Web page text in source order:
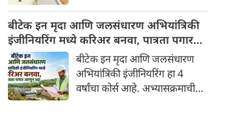
पिवळे होण्याशी जोडतात, पण
कधीकधी ते खूप वेगळे असू शकते.
शरीर अनेक सुरुवातीची लक्षणे देऊ
लागते, जर तुम्ही त्याकडे दुर्लक्ष केले
तर तुम्हाला अनेक समस्यांना सामोरे
जावे लागू शकते. जर ही लक्षणे
बीटेक इन मृदा आणि जलसंधारण अभियांत्रिकी
इंजीनियरिंग मध्ये करिअर बनवा, पात्रता पगार
जाणून घ्या
बीटेक इन मृदा आणि जलसंधारण
अभियांत्रिकी इंजीनियरिंग हा 4
वर्षांचा कोर्स आहे. अभ्यासक्रमाची